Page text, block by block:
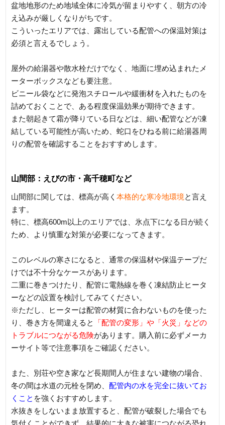
盆地地形のため地域全体に冷気が留まりやすく、朝方の冷
え込みが厳しくなりがちです。
こういったエリアでは、露出している配管への保温対策は
必須と言えるでしょう。
屋外の給湯器や散水栓だけでなく、地面に埋め込まれたメ
ーターボックスなども要注意。
ビニール袋などに発泡スチロールや緩衝材を入れたものを
詰めておくことで、ある程度保温効果が期待できます。
また朝起きて霜が降りている日などは、細い配管などが凍
結している可能性が高いため、蛇口をひねる前に給湯器周
りの配管を確認することをおすすめします。
山間部：えびの市・高千穂町など
山間部に関しては、標高が高く本格的な寒冷地環境と言え
ます。
特に、標高600m以上のエリアでは、氷点下になる日が続く
ため、より慎重な対策が必要になってきます。
このレベルの寒さになると、通常の保温材や保温テープだ
けでは不十分なケースがあります。
二重に巻きつけたり、配管に電熱線を巻く凍結防止ヒータ
ーなどの設置を検討してみてください。
※ただし、ヒーターは配管の材質に合わないものを使った
り、巻き方を間違えると
「配管の変形」や「火災」などの
トラブルにつながる危険があります。購入前に必ずメーカ
ーサイト等で注意事項をご確認ください。
また、別荘や空き家など長期間人が住まない建物の場合、
冬の間は水道の元栓を閉め、配管内の水を完全に抜いてお
くこと を強くおすすめします。
水抜きをしないまま放置すると、配管が破裂した場合でも
気付くことができず、結果的に大きな被害につながる恐れ